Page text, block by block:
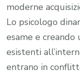
moderne
Lo psicologo
esame e
esistenti
entrano in